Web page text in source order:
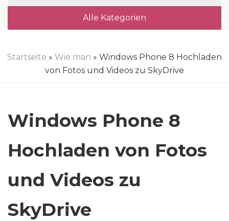
Alle Kategorien
Startseite » Wie man » Windows Phone 8 Hochladen
von Fotos und Videos zu SkyDrive
Windows Phone 8
Hochladen von Fotos
und Videos zu
SkyDrive